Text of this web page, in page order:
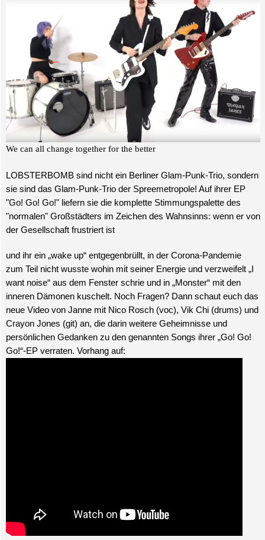
We can all change together for the better
LOBSTERBOMB sind nicht ein Berliner Glam-Punk-Trio, sondern
sie sind das Glam-Punk-Trio der Spreemetropole! Auf ihrer EP
"Go! Go! Go!" liefern sie die komplette Stimmungspalette des
"normalen" Großstädters im Zeichen des Wahnsinns: wenn er von
der Gesellschaft frustriert ist
und ihr ein „wake up“ entgegenbrüllt, in der Corona-Pandemie
zum Teil nicht wusste wohin mit seiner Energie und verzweifelt „I
want noise“ aus dem Fenster schrie und in „Monster“ mit den
inneren Dämonen kuschelt. Noch Fragen? Dann schaut euch das
neue Video von Janne mit Nico Rosch (voc), Vik Chi (drums) und
Crayon Jones (git) an, die darin weitere Geheimnisse und
persönlichen Gedanken zu den genannten Songs ihrer „Go! Go!
Go!“-EP verraten. Vorhang auf: